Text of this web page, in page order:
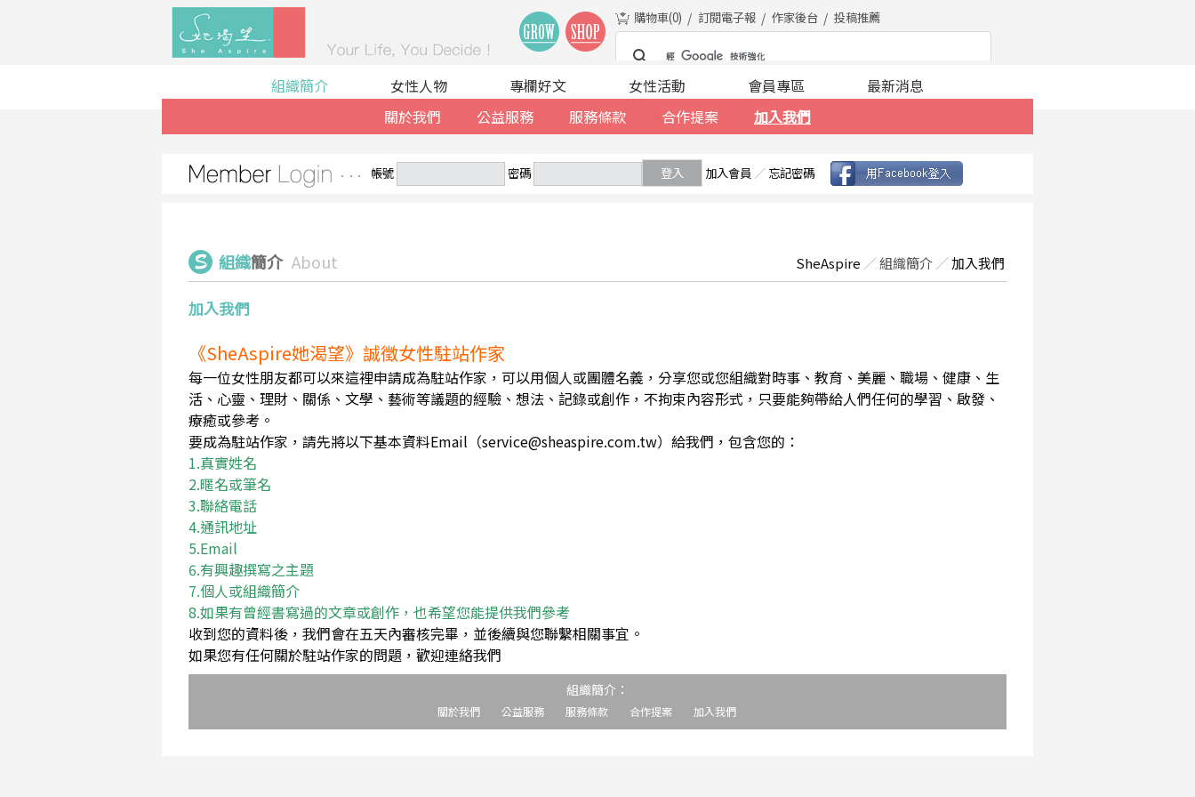
購物車(0) 訂閱電子報 作家後台 投稿推薦
組織簡介
關於我們
公益服務 服務條款 合作提案 加入我們
女性人物 專欄好文 女性活動 會員專區 最新消息
帳號 密碼 登入 加入會員 ／ 忘記密碼
組織簡介 About SheAspire ／組織簡介 ／加入我們
加入我們
《SheAspire她渴望》誠徵女性駐站作家
每一位女性朋友都可以來這裡申請成為駐站作家，可以用個人或團體名義，分享您或您組織對時事、教育、美麗、職場、健康、生
活、心靈、理財、關係、文學、藝術等議題的經驗、想法、記錄或創作，不拘束內容形式，只要能夠帶給人們任何的學習、啟發、
療癒或參考。
要成為駐站作家，請先將以下基本資料Email（service@sheaspire.com.tw）給我們，包含您的：
1.真實姓名
2.暱名或筆名
3.聯絡電話
4.通訊地址
5.Email
6.有興趣撰寫之主題
7.個人或組織簡介
8.如果有曾經書寫過的文章或創作，也希望您能提供我們參考
收到您的資料後，我們會在五天內審核完畢，並後續與您聯繫相關事宜。
如果您有任何關於駐站作家的問題，歡迎連絡我們
組織簡介：
關於我們 公益服務 服務條款 合作提案 加入我們